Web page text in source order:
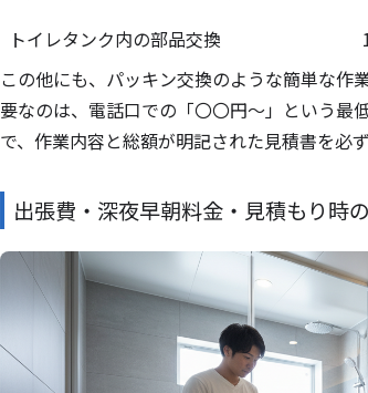
トイレタンク内の部品交換
この他にも、パッキン交換のような簡単な作
要なのは、電話口での「〇〇円～」という最
で、作業内容と総額が明記された見積書を必
出張費・深夜早朝料金・見積もり時